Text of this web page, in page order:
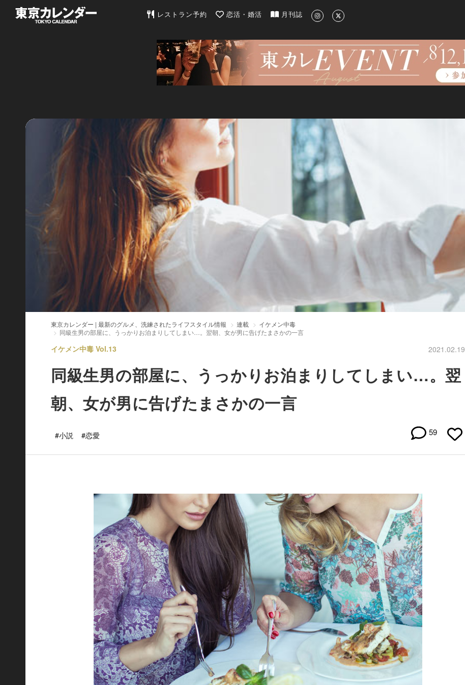
東京カレンダー | 最新のグルメ、洗練されたライフスタイル情報
レストラン予約 恋活・婚活 月刊誌
東京カレンダー | 最新のグルメ、洗練されたライフスタイル情報 連載
イケメン中毒
同級生男の部屋に、うっかりお泊まりしてしまい…。翌朝、女が男に告げたまさかの一言
イケメン中毒 Vol.13 2021.02.19
同級生男の部屋に、うっかりお泊まりしてしまい…。翌
朝、女が男に告げたまさかの一言
#小説 #恋愛 59